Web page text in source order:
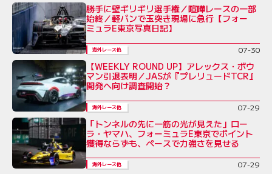
勝手に壁ギリギリ選手権／喧嘩レースの一部
始終／軽バンで玉突き現場に急行【フォー
ミュラE東京写真日記】
海外レース他 07-30
【WEEKLY ROUND UP】アレックス・ボウ
マン引退表明／JASが『プレリュードTCR』
開発へ向け調査開始？
海外レース他 07-29
「トンネルの先に一筋の光が見えた」ロー
ラ・ヤマハ、フォーミュラE東京でポイント
獲得ならずも、ペースで力強さを見せる
海外レース他 07-29